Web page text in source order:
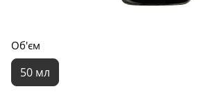
Об'єм
50 мл